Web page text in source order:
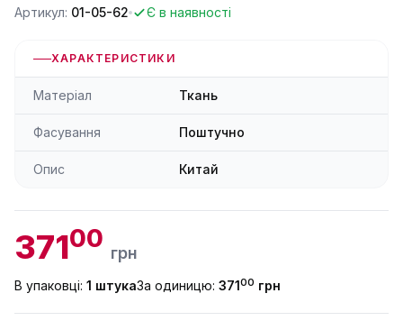
Артикул: 01-05-62 Є в наявності
ХАРАКТЕРИСТИКИ
Матеріал Ткань
Фасування Поштучно
Опис Китай
37100 грн
В упаковці: 1 штукаЗа одиницю: 37100 грн